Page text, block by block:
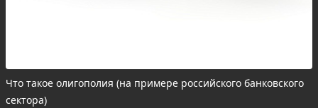
Что такое олигополия (на примере российского банковского
сектора)